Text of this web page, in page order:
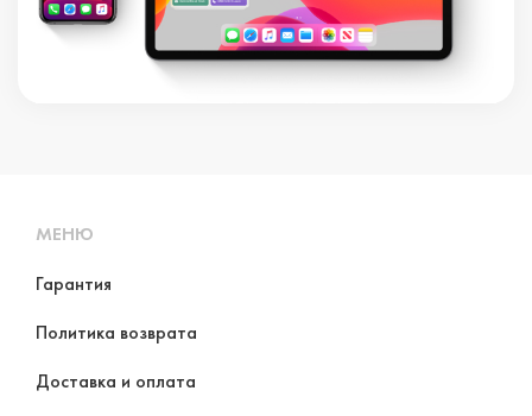
МЕНЮ
Гарантия
Политика возврата
Доставка и оплата